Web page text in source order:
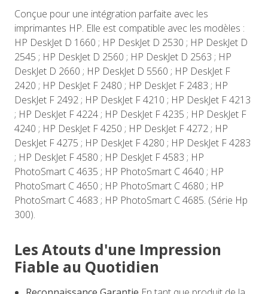
Conçue pour une intégration parfaite avec les
imprimantes HP. Elle est compatible avec les modèles :
HP DeskJet D 1660 ; HP DeskJet D 2530 ; HP DeskJet D
2545 ; HP DeskJet D 2560 ; HP DeskJet D 2563 ; HP
DeskJet D 2660 ; HP DeskJet D 5560 ; HP DeskJet F
2420 ; HP DeskJet F 2480 ; HP DeskJet F 2483 ; HP
DeskJet F 2492 ; HP DeskJet F 4210 ; HP DeskJet F 4213
; HP DeskJet F 4224 ; HP DeskJet F 4235 ; HP DeskJet F
4240 ; HP DeskJet F 4250 ; HP DeskJet F 4272 ; HP
DeskJet F 4275 ; HP DeskJet F 4280 ; HP DeskJet F 4283
; HP DeskJet F 4580 ; HP DeskJet F 4583 ; HP
PhotoSmart C 4635 ; HP PhotoSmart C 4640 ; HP
PhotoSmart C 4650 ; HP PhotoSmart C 4680 ; HP
PhotoSmart C 4683 ; HP PhotoSmart C 4685. (Série Hp
300).
Les Atouts d'une Impression
Fiable au Quotidien